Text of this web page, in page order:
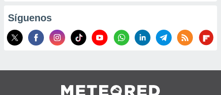
Síguenos